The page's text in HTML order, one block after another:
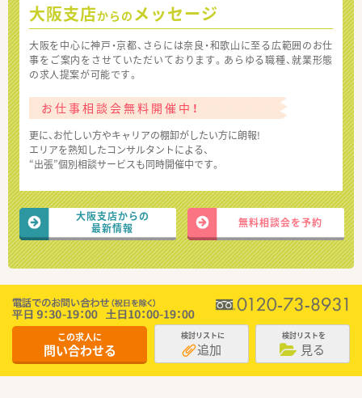
大阪支店からの メッセージ
大阪を中心に神戸・京都、さらには奈良・和歌山に至る広範囲のお仕
事をご案内をさせていただいております。あらゆる職種、就業形態
の求人提案が可能です。
お仕事相談会無料開催中！
更に、お忙しい方やキャリアの棚卸がしたい方に朗報!
エリアを熟知したコンサルタントによる、
“出張”個別相談サービスも同時開催中です。
大阪支店からの
最新情報
無料相談会を予約
この求人に
問い合わせる
検討リストに
追加
検討リストを
見る